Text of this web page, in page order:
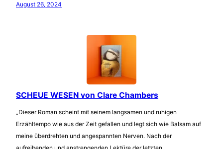
August 26, 2024
SCHEUE WESEN von Clare Chambers
„Dieser Roman scheint mit seinem langsamen und ruhigen
Erzähltempo wie aus der Zeit gefallen und legt sich wie Balsam auf
meine überdrehten und angespannten Nerven. Nach der